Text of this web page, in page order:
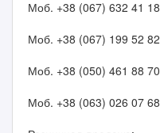
Моб. +38 (067) 632 41 18
Моб. +38 (067) 199 52 82
Моб. +38 (050) 461 88 70
Моб. +38 (063) 026 07 68